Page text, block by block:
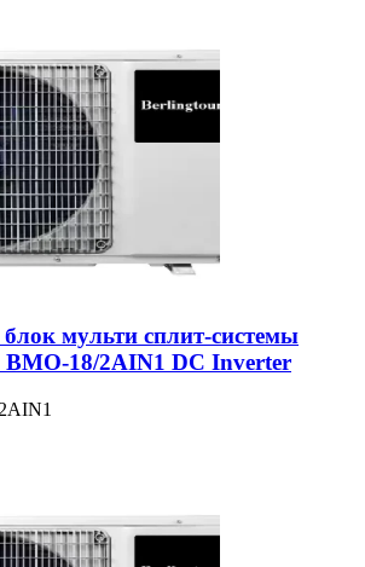
мульти сплит-системы
18/2AIN1 DC Inverter